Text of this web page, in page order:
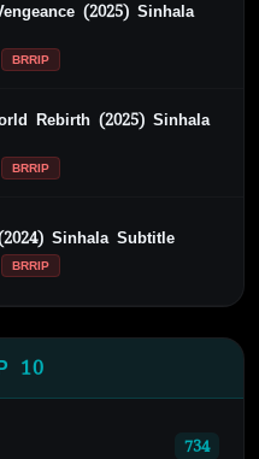
(2025) Sinhala
BRRIP
Rebirth (2025) Sinhala
BRRIP
Sinhala Subtitle
BRRIP
10
734